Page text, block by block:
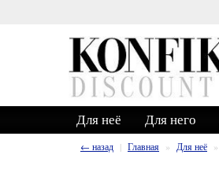
Для неё Для него
← назад Главная Для неё